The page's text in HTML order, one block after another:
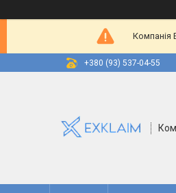
Компанія
+380 (93) 537-04-55